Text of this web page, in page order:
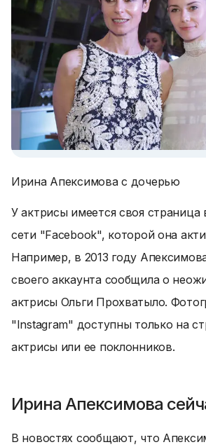
Ирина Апексимова с дочерью
У актрисы имеется своя страница
сети "Facebook", которой она
Например, в 2013 году
своего аккаунта сообщила о
актрисы Ольги Прохватыло.
"Instagram" доступны только на
актрисы или ее поклонников.
Ирина Апексимова
В новостях сообщают, что